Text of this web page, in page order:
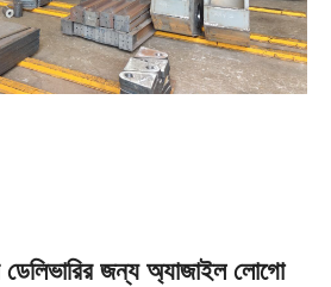
জন্য অ্যাজাইল লোগো